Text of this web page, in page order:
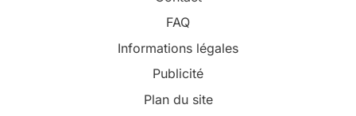
FAQ
Informations légales
Publicité
Plan du site